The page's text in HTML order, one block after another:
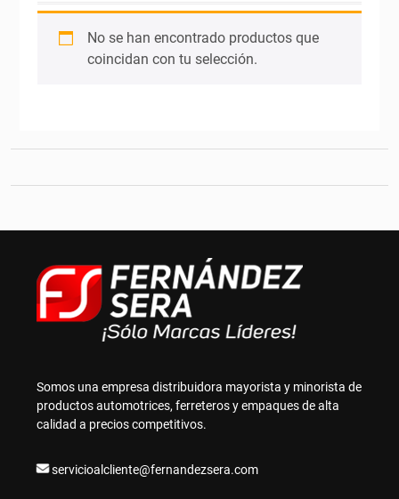
No se han encontrado productos que
coincidan con tu selección.
Somos una empresa distribuidora mayorista y minorista de
productos automotrices, ferreteros y empaques de alta
calidad a precios competitivos.
servicioalcliente@fernandezsera.com